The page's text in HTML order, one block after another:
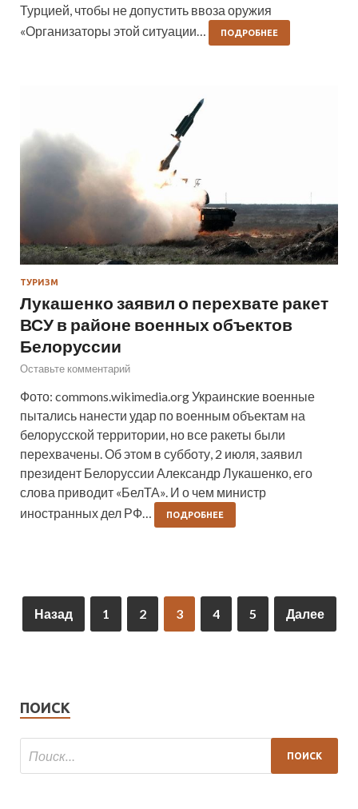
Турцией, чтобы не допустить ввоза оружия
«Организаторы этой ситуации…
ПОДРОБНЕЕ
ТУРИЗМ
Лукашенко заявил о перехвате ракет
ВСУ в районе военных объектов
Белоруссии
Оставьте комментарий
Фото: commons.wikimedia.org Украинские военные
пытались нанести удар по военным объектам на
белорусской территории, но все ракеты были
перехвачены. Об этом в субботу, 2 июля, заявил
президент Белоруссии Александр Лукашенко, его
слова приводит «БелТА». И о чем министр
иностранных дел РФ…
ПОДРОБНЕЕ
Назад 1 2 3 4 5 Далее
ПОИСК